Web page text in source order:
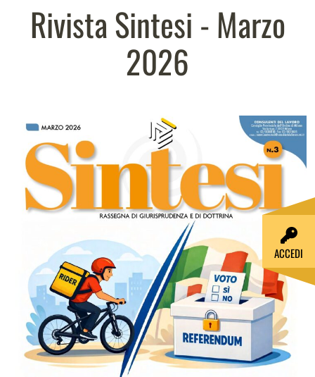
Rivista Sintesi - Marzo
2026
ACCEDI